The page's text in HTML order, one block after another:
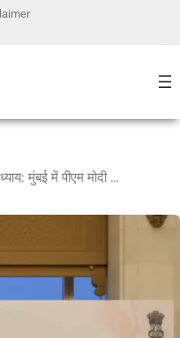
अहम समझौते, व्यापार, रक्षा और शिक्षा में बनेगा नया युग